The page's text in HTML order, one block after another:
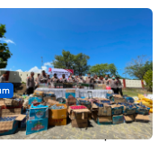
Maluku Utara Musnahkan
Liter Miras Hasil Operasi